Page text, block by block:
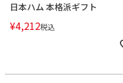
日本ハム 本格派ギフト
¥4,212税込